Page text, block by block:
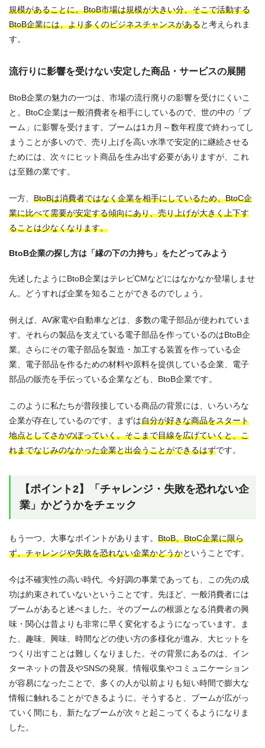
規模があることに。BtoB市場は規模が大きい分、そこで活動する
BtoB企業には、より多くのビジネスチャンスがあると考えられま
す。
流行りに影響を受けない安定した商品・サービスの展開
BtoB企業の魅力の一つは、市場の流行廃りの影響を受けにくいこ
と。BtoC企業は一般消費者を相手にしているので、世の中の「ブ
ーム」に影響を受けます。ブームは1カ月～数年程度で終わってし
まうことが多いので、売り上げを高い水準で安定的に継続させる
ためには、次々にヒット商品を生み出す必要がありますが、これ
は至難の業です。
一方、 BtoBは消費者ではなく企業を相手にしているため、BtoC企
業に比べて需要が安定する傾向にあり、売り上げが大きく上下す
ることは少なくなります。
BtoB企業の探し方は「縁の下の力持ち」をたどってみよう
先述したようにBtoB企業はテレビCMなどにはなかなか登場しませ
ん。どうすれば企業を知ることができるのでしょう。
例えば、AV家電や自動車などは、多数の電子部品が使われていま
す。それらの製品を支えている電子部品を作っているのはBtoB企
業。さらにその電子部品を製造・加工する装置を作っている企
業、電子部品を作るための材料や原料を提供している企業、電子
部品の販売を手伝っている企業なども、BtoB企業です。
このように私たちが普段接している商品の背景には、いろいろな
企業が存在しているのです。まずは自分が好きな商品をスタート
地点としてさかのぼっていく。そこまで目線を広げていくと、こ
れまでなじみのなかった企業と出会うことができるはずです。
【ポイント2】「チャレンジ・失敗を恐れない企
業」かどうかをチェック
もう一つ、大事なポイントがあります。 BtoB、BtoC企業に限ら
ず、チャレンジや失敗を恐れない企業かどうかということです。
今は不確実性の高い時代。今好調の事業であっても、この先の成
功は約束されていないということです。先ほど、一般消費者には
ブームがあると述べました。そのブームの根源となる消費者の興
味・関心は昔よりも非常に早く変化するようになっています。ま
た、趣味、興味、時間などの使い方の多様化が進み、大ヒットを
つくり出すことは難しくなりました。その背景にあるのは、イン
ターネットの普及やSNSの発展。情報収集やコミュニケーション
が容易になったことで、多くの人が以前よりも短い時間で膨大な
情報に触れることができるように。そうすると、ブームが広がっ
ていく間にも、新たなブームが次々と起こってくるようになりま
した。